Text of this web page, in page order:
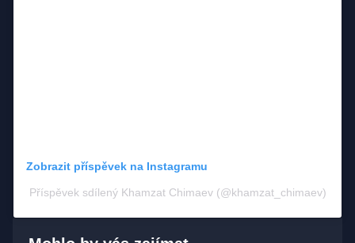
Zobrazit příspěvek na Instagramu
Příspěvek sdílený Khamzat Chimaev (@khamzat_chimaev)